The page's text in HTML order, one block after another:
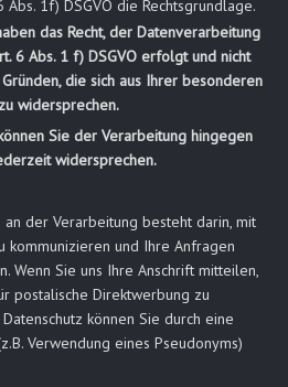
1f) DSGVO die Rechtsgrundlage.
das Recht, der Datenverarbeitung
6 Abs. 1 f) DSGVO erfolgt und nicht
die sich aus Ihrer besonderen
widersprechen.
Sie der Verarbeitung hingegen
widersprechen.
der Verarbeitung besteht darin, mit
kommunizieren und Ihre Anfragen
Wenn Sie uns Ihre Anschrift mitteilen,
postalische Direktwerbung zu
können Sie durch eine
Verwendung eines Pseudonyms)